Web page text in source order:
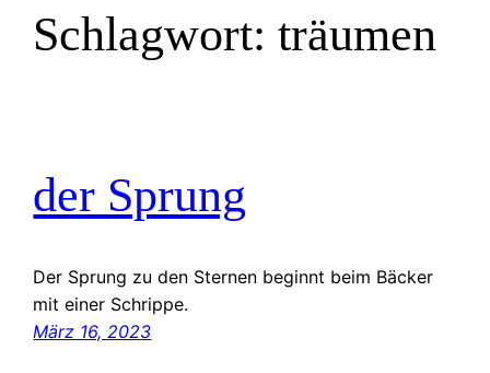
Schlagwort:träumen
der Sprung
Der Sprung zu den Sternen beginnt beim Bäcker
mit einer Schrippe.
März 16, 2023